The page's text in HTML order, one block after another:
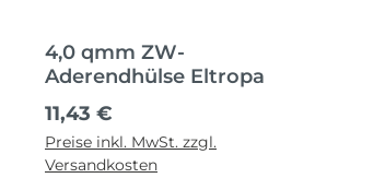
4,0 qmm ZW-
Aderendhülse Eltropa
Regulärer Preis:
11,43 €
Preise inkl. MwSt. zzgl.
Versandkosten